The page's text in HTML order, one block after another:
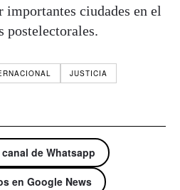
importantes ciudades en el
postelectorales.
JUSTICIA
de Whatsapp
en Google News